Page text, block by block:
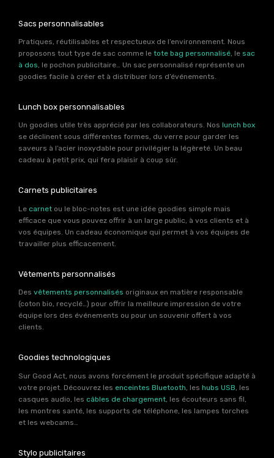
Sacs personnalisables
Pratiques, réutilisables et respectueux de l’environnement. Nous
proposons tout type de sac comme le tote bag personnalisé, le sac
à dos, le pochon publicitaire… Un sac personnalisé représente un
goodies facile à créer et à distribuer lors d’événements.
Lunch box personnalisables
Un goodies utile très apprécié par les collaborateurs. Nos lunch box
se déclinent sous différentes formes, du verre pour garder les
saveurs à l’acier inoxydable pour privilégier la légèreté. Un beau
cadeau à petit prix, qui fera plaisir à coup sûr.
Carnets publicitaires
Le carnet ou le bloc-notes est une idée goodies simple mais
efficace que vous pouvez offrir à un large public, à vos clients et à
vos équipes. Un cadeau économique qui permet à vos équipes de
travailler plus efficacement.
Vêtements personnalisés
Des vêtements personnalisés originaux en matière responsable
(coton bio, recyclé…) pour offrir la meilleure impression de votre
équipe lors des événements ou pour un souvenir offert à vos
clients.
Goodies technologiques
Sur Good Act, nous avons forcément le produit spécifique adapté à
votre projet. Découvrez les enceintes Bluetooth , les hubs USB , les
casques audio, les câbles de chargement , les écouteurs sans fil,
les montres santé, les supports de téléphone, les lampes torches
et les webcams…
Stylo publicitaires